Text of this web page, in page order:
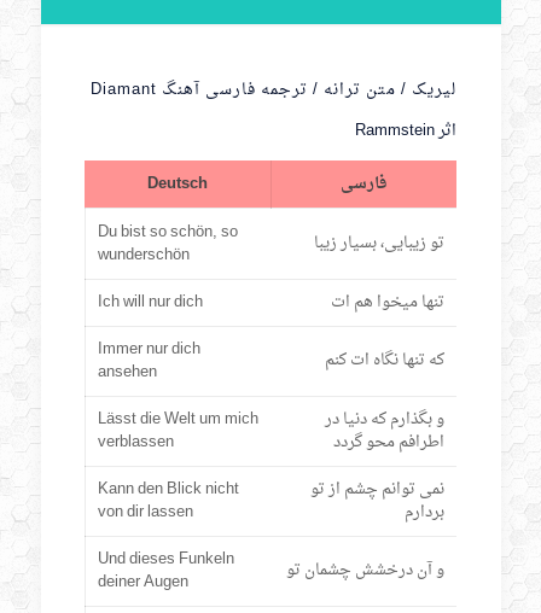
لیریک / متن ترانه / ترجمه فارسی آهنگ Diamant
اثر Rammstein
Deutsch
فارسی
Du bist so schön, so
wunderschön
تو زیبایی، بسیار زیبا
Ich will nur dich
تنها میخوا هم ات
Immer nur dich
ansehen
که تنها نگاه ات کنم
Lässt die Welt um mich
verblassen
و بگذارم که دنیا در
اطرافم محو گردد
Kann den Blick nicht
von dir lassen
نمی توانم چشم از تو
بردارم
Und dieses Funkeln
deiner Augen
و آن درخشش چشمان تو